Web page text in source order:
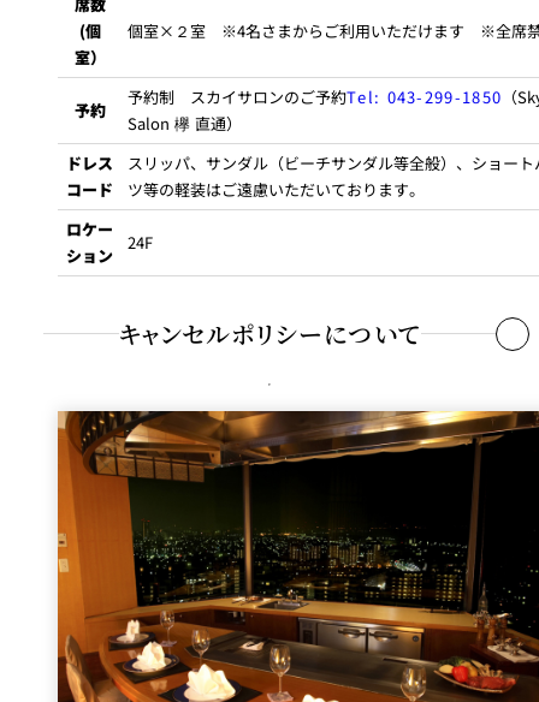
ドイツ産黒ぶどう１００％ジュース
￥
和歌山県産有田みかん100％ジュース
￥
青森県産りんご１００％ジュース
福島県産もも100％ジュース
山形代表らふらんす100％ジュース
コカ・コーラ
黒ウーロン茶
￥
個室名 人数
利用料金（2
会議利用
貴賓室
A（Kihinshits
着席4～8
名さま
平日
¥19,800
土・日・
祝 ¥22,000
平日
¥39,600
土・日・
祝 ¥44,000
貴賓室
着席4～
平日
¥17,600
平日
¥35,200
が「2時間無料」より「50%割引」へ変更となります。
あらかじめご了承いただきますようお願い申し上げます。
ニューオータニレディース
ご利用料金の10％割引、ピノル（NOLポイント）加算
※お会計時にNOLデジタル会員証をご提示ください。
お会計時に会員証をご提示ください。
ご提示がない場合は優待料金は適用いたしかねますのでご注意ください。
(個
室）
個室×２室 ※4名さまからご利用いただけます ※全席
予約
予約制 スカイサロンのご予約Tel: 043-299-1850 （
Salon 欅 直通）
ドレス
コード
スリッパ、サンダル（ビーチサンダル等全般）、ショート
ツ等の軽装はご遠慮いただいております。
ロケー
ション
24F
キャンセルポリシーについて
契約解除の通知を受けた日
ご
予
約
日
ご予
約日
ご予
約日
ご予約
日
ご予約
当
契約申
し込み
人数
ままで
%
8～20
まで
%
21名さ
ま以上
10
0
%
50% 30% 20% 10%